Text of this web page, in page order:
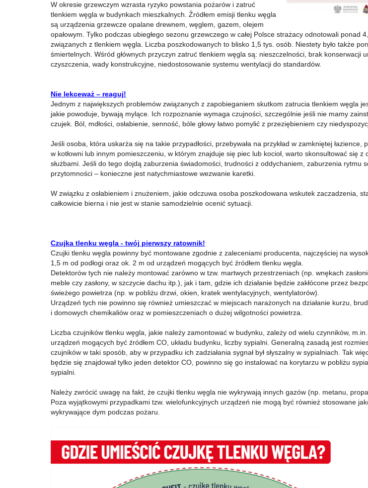
W okresie grzewczym wzrasta ryzyko powstania pożarów i zatruć
tlenkiem węgla w budynkach mieszkalnych. Źródłem emisji tlenku węgla
są urządzenia grzewcze opalane drewnem, węglem, gazem, olejem
opałowym. Tylko podczas ubiegłego sezonu grzewczego w całej Polsce strażacy odnotowali ponad
związanych z tlenkiem węgla. Liczba poszkodowanych to blisko 1,5 tys. osób. Niestety było także
śmiertelnych. Wśród głównych przyczyn zatruć tlenkiem węgla są: nieszczelności, brak konserwacji
czyszczenia, wady konstrukcyjne, niedostosowanie systemu wentylacji do standardów.
Nie lekceważ – reaguj!
Jednym z największych problemów związanych z zapobieganiem skutkom zatrucia tlenkiem węgla
jakie powoduje, bywają mylące. Ich rozpoznanie wymaga czujności, szczególnie jeśli nie mamy
czujek. Ból, mdłości, osłabienie, senność, bóle głowy łatwo pomylić z przeziębieniem czy
Jeśli osoba, która uskarża się na takie przypadłości, przebywała na przykład w zamkniętej łazience,
w kotłowni lub innym pomieszczeniu, w którym znajduje się piec lub kocioł, warto skonsultować się z
służbami. Jeśli do tego dojdą zaburzenia świadomości, trudności z oddychaniem, zaburzenia rytmu
przytomności – konieczne jest natychmiastowe wezwanie karetki.
W związku z osłabieniem i znużeniem, jakie odczuwa osoba poszkodowana wskutek zaczadzenia,
całkowicie bierna i nie jest w stanie samodzielnie ocenić sytuacji.
Czujka tlenku węgla - twój pierwszy ratownik!
Czujki tlenku węgla powinny być montowane zgodnie z zaleceniami producenta, najczęściej na
1,5 m od podłogi oraz ok. 2 m od urządzeń mogących być źródłem tlenku węgla.
Detektorów tych nie należy montować zarówno w tzw. martwych przestrzeniach (np. wnękach
meble czy zasłony, w szczycie dachu itp.), jak i tam, gdzie ich działanie będzie zakłócone przez
świeżego powietrza (np. w pobliżu drzwi, okien, kratek wentylacyjnych, wentylatorów).
Urządzeń tych nie powinno się również umieszczać w miejscach narażonych na działanie kurzu,
i domowych chemikaliów oraz w pomieszczeniach o dużej wilgotności powietrza.
Liczba czujników tlenku węgla, jakie należy zamontować w budynku, zależy od wielu czynników,
urządzeń mogących być źródłem CO, układu budynku, liczby sypialni. Generalną zasadą jest
czujników w taki sposób, aby w przypadku ich zadziałania sygnał był słyszalny w sypialniach. Tak
będzie się znajdował tylko jeden detektor CO, powinno się go instalować na korytarzu w pobliżu
sypialni.
Należy zwrócić uwagę na fakt, że czujki tlenku węgla nie wykrywają innych gazów (np. metanu,
Poza wyjątkowymi przypadkami tzw. wielofunkcyjnych urządzeń nie mogą być również stosowane
wykrywające dym podczas pożaru.